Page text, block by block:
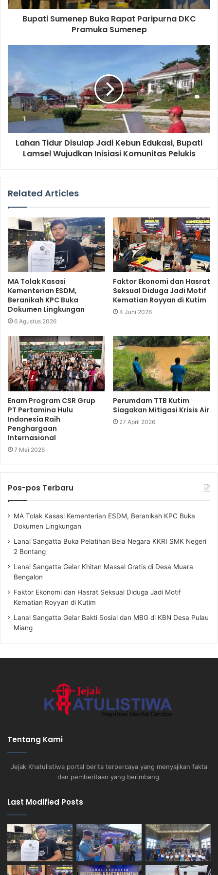
Bupati Sumenep Buka Rapat Paripurna DKC
Pramuka Sumenep
Lahan Tidur Disulap Jadi Kebun Edukasi, Bupati
Lamsel Wujudkan Inisiasi Komunitas Pelukis
Related Articles
MA Tolak Kasasi
Kementerian ESDM,
Beranikah KPC Buka
Dokumen Lingkungan
6 Agustus 2026
Faktor Ekonomi dan Hasrat
Seksual Diduga Jadi Motif
Kematian Royyan di Kutim
4 Juni 2026
Enam Program CSR Grup
PT Pertamina Hulu
Indonesia Raih
Penghargaan
Internasional
7 Mei 2026
Perumdam TTB Kutim
Siagakan Mitigasi Krisis Air
27 April 2026
Pos-pos Terbaru
MA Tolak Kasasi Kementerian ESDM, Beranikah KPC Buka
Dokumen Lingkungan
Lanal Sangatta Buka Pelatihan Bela Negara KKRI SMK Negeri
2 Bontang
Lanal Sangatta Gelar Khitan Massal Gratis di Desa Muara
Bengalon
Faktor Ekonomi dan Hasrat Seksual Diduga Jadi Motif
Kematian Royyan di Kutim
Lanal Sangatta Gelar Bakti Sosial dan MBG di KBN Desa Pulau
Miang
Tentang Kami
Jejak Khatulistiwa portal berita terpercaya yang menyajikan fakta
dan pemberitaan yang berimbang.
Last Modified Posts